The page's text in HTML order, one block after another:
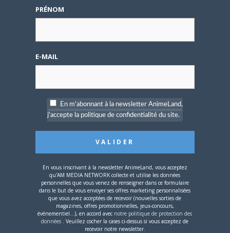
camarade de classe de l’héroïne !
Share this:
partager
Twitter(ouvre
dans
une
nouvelle
partager
Facebook(ouvre
dans
une
nouvelle
partager
Google+
(ouvre
dans
une
fenêtre)
FacebookGoogle+
Tumblr Email
A PROPOS DE L'AUTEUR
BRUNO DE LA CRUZ
PRÉNOM
E-MAIL
En m'abonnant à la newsletter AnimeLand,
j'accepte la politique de confidentialité du site.
En vous inscrivant à la newsletter AnimeLand, vous acceptez
qu'AM MEDIA NETWORK collecte et utilise les données
personnelles que vous venez de renseigner dans ce formulaire
dans le but de vous envoyer ses offres marketing personnalisées
que vous avez acceptées de recevoir (nouvelles sorties de
magazines, offres promotionnelles, jeux-concours,
événementiel...), en accord avec notre politique de protection des
données . Veuillez cocher la cases ci-dessus si vous acceptez de
recevoir notre newsletter.